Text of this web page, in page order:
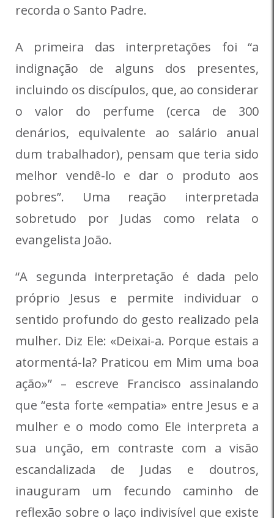
recorda o Santo Padre.
A primeira das interpretações foi “a
indignação de alguns dos presentes,
incluindo os discípulos, que, ao considerar
o valor do perfume (cerca de 300
denários, equivalente ao salário anual
dum trabalhador), pensam que teria sido
melhor vendê-lo e dar o produto aos
pobres”. Uma reação interpretada
sobretudo por Judas como relata o
evangelista João.
“A segunda interpretação é dada pelo
próprio Jesus e permite individuar o
sentido profundo do gesto realizado pela
mulher. Diz Ele: «Deixai-a. Porque estais a
atormentá-la? Praticou em Mim uma boa
ação»” – escreve Francisco assinalando
que “esta forte «empatia» entre Jesus e a
mulher e o modo como Ele interpreta a
sua unção, em contraste com a visão
escandalizada de Judas e doutros,
inauguram um fecundo caminho de
reflexão sobre o laço indivisível que existe